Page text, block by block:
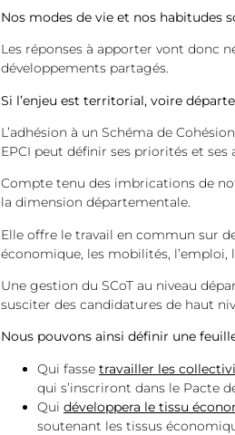
Nos modes de vie et nos habitudes
Les réponses à apporter vont donc
développements partagés.
Si l’enjeu est territorial, voire
L’adhésion à un Schéma de
EPCI peut définir ses priorités et
Compte tenu des imbrications de
la dimension départementale.
Elle offre le travail en commun sur
économique, les mobilités, l’emploi,
Une gestion du SCoT au niveau
susciter des candidatures de haut
Nous pouvons ainsi définir une
Qui fasse travailler les
qui s’inscriront dans le Pacte
Qui développera le tissu
soutenant les tissus